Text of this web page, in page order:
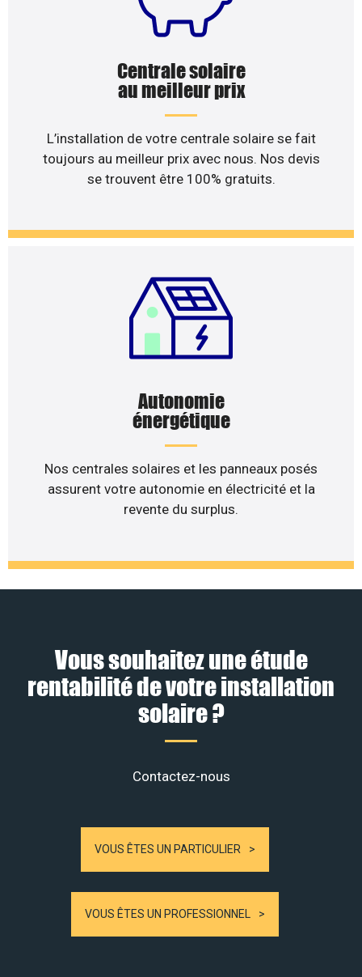
Centrale solaire
au meilleur prix
L’installation de votre centrale solaire se fait
toujours au meilleur prix avec nous. Nos devis
se trouvent être 100% gratuits.
Autonomie
énergétique
Nos centrales solaires et les panneaux posés
assurent votre autonomie en électricité et la
revente du surplus.
Vous souhaitez une étude
rentabilité de votre installation
solaire ?
Contactez-nous
VOUS ÊTES UN PARTICULIER
VOUS ÊTES UN PROFESSIONNEL